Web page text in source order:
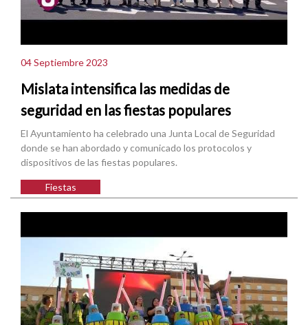
04 Septiembre 2023
Mislata intensifica las medidas de
seguridad en las fiestas populares
El Ayuntamiento ha celebrado una Junta Local de Seguridad
donde se han abordado y comunicado los protocolos y
dispositivos de las fiestas populares.
Fiestas